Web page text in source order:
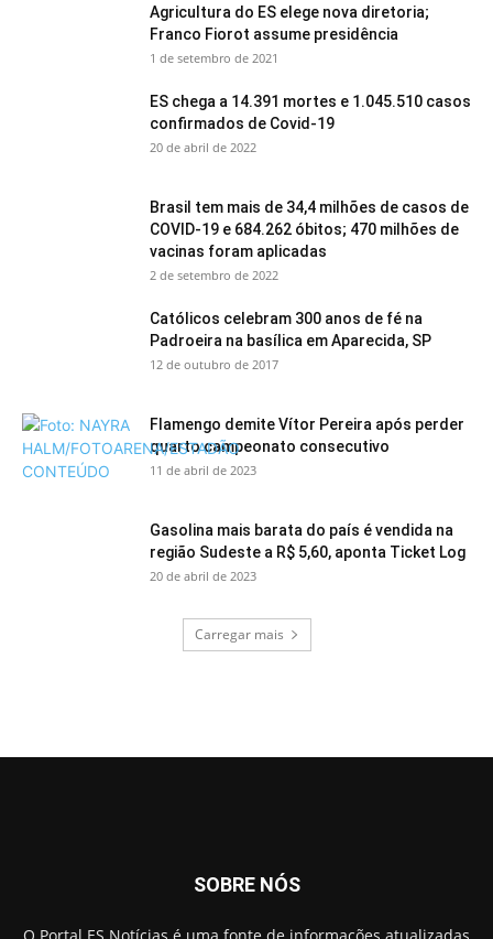
Agricultura do ES elege nova diretoria;
Franco Fiorot assume presidência
1 de setembro de 2021
ES chega a 14.391 mortes e 1.045.510 casos
confirmados de Covid-19
20 de abril de 2022
Brasil tem mais de 34,4 milhões de casos de
COVID-19 e 684.262 óbitos; 470 milhões de
vacinas foram aplicadas
2 de setembro de 2022
Católicos celebram 300 anos de fé na
Padroeira na basílica em Aparecida, SP
12 de outubro de 2017
Flamengo demite Vítor Pereira após perder
quarto campeonato consecutivo
11 de abril de 2023
Gasolina mais barata do país é vendida na
região Sudeste a R$ 5,60, aponta Ticket Log
20 de abril de 2023
Carregar mais
SOBRE NÓS